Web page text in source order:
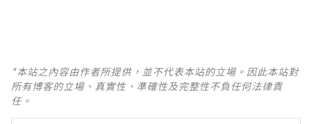
*本站之內容由作者所提供，並不代表本站的立場。因此本站對
所有博客的立場、真實性、準確性及完整性不負任何法律責
任。